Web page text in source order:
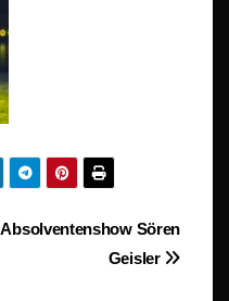
Absolventenshow Sören
Geisler